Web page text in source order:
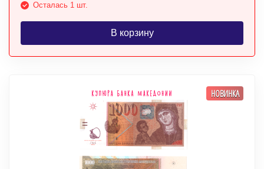
Осталась 1 шт.
В корзину
НОВИНКА